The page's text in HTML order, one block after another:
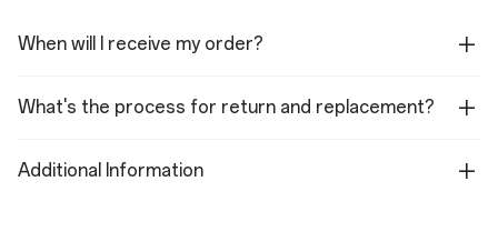
Výkon
Platforma
RAM
When will I receive my order?
What's the process for return and replacement?
Additional Information